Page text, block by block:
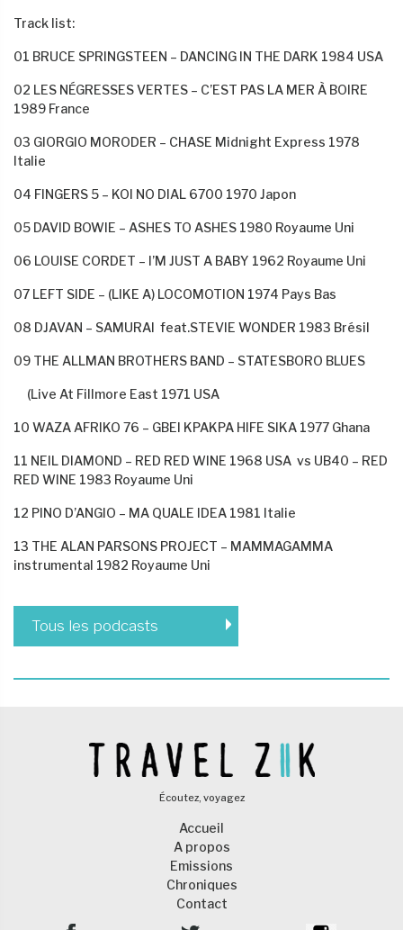
Track list:
01 BRUCE SPRINGSTEEN – DANCING IN THE DARK 1984 USA
02 LES NÉGRESSES VERTES – C’EST PAS LA MER À BOIRE
1989 France
03 GIORGIO MORODER – CHASE Midnight Express 1978
Italie
04 FINGERS 5 – KOI NO DIAL 6700 1970 Japon
05 DAVID BOWIE – ASHES TO ASHES 1980 Royaume Uni
06 LOUISE CORDET – I’M JUST A BABY 1962 Royaume Uni
07 LEFT SIDE – (LIKE A) LOCOMOTION 1974 Pays Bas
08 DJAVAN – SAMURAI feat.STEVIE WONDER 1983 Brésil
09 THE ALLMAN BROTHERS BAND – STATESBORO BLUES
(Live At Fillmore East 1971 USA
10 WAZA AFRIKO 76 – GBEI KPAKPA HIFE SIKA 1977 Ghana
11 NEIL DIAMOND – RED RED WINE 1968 USA vs UB40 – RED
RED WINE 1983 Royaume Uni
12 PINO D’ANGIO – MA QUALE IDEA 1981 Italie
13 THE ALAN PARSONS PROJECT – MAMMAGAMMA
instrumental 1982 Royaume Uni
Tous les podcasts
Écoutez, voyagez
Accueil
A propos
Emissions
Chroniques
Contact